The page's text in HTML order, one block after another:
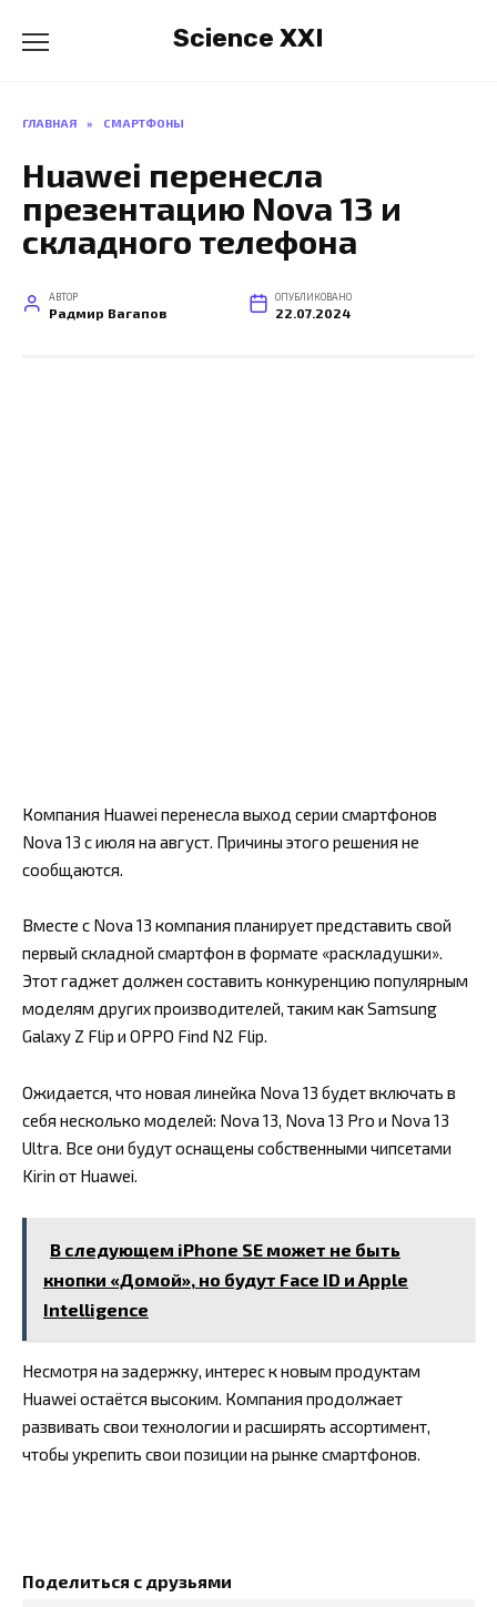
содержанию
Science XXI
ГЛАВНАЯ » СМАРТФОНЫ
Huawei перенесла
презентацию Nova 13 и
складного телефона
АВТОР
Радмир Вагапов
ОПУБЛИКОВАНО
22.07.2024
Компания Huawei перенесла выход серии смартфонов
Nova 13 с июля на август. Причины этого решения не
сообщаются.
Вместе с Nova 13 компания планирует представить свой
первый складной смартфон в формате «раскладушки».
Этот гаджет должен составить конкуренцию популярным
моделям других производителей, таким как Samsung
Galaxy Z Flip и OPPO Find N2 Flip.
Ожидается, что новая линейка Nova 13 будет включать в
себя несколько моделей: Nova 13, Nova 13 Pro и Nova 13
Ultra. Все они будут оснащены собственными чипсетами
Kirin от Huawei.
В следующем iPhone SE может не быть
кнопки «Домой», но будут Face ID и Apple
Intelligence
Несмотря на задержку, интерес к новым продуктам
Huawei остаётся высоким. Компания продолжает
развивать свои технологии и расширять ассортимент,
чтобы укрепить свои позиции на рынке смартфонов.
Поделиться с друзьями